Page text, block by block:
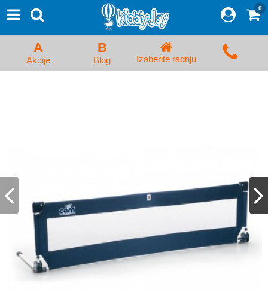
Proizvodi
Početna Prijava/Registracija
Kolica za bebe i dečija kolica
Hranilice, flašice i cucle
Monitori, Ogradice i tricikli
Posteljine, vrećice i baldahini
0
A
Akcije
B
Blog Izaberite radnju